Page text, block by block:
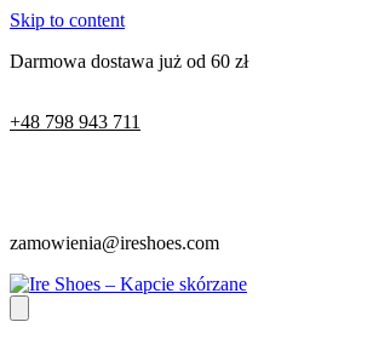
Skip to content
Darmowa dostawa już od 60 zł
+48 798 943 711
zamowienia@ireshoes.com